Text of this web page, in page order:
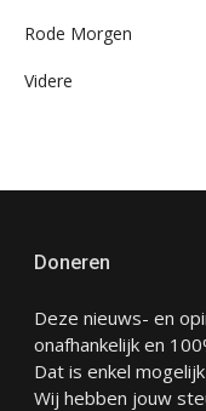
Rode Morgen
Videre
Doneren
Deze nieuws- en
onafhankelijk en
Dat is enkel
Wij hebben jouw